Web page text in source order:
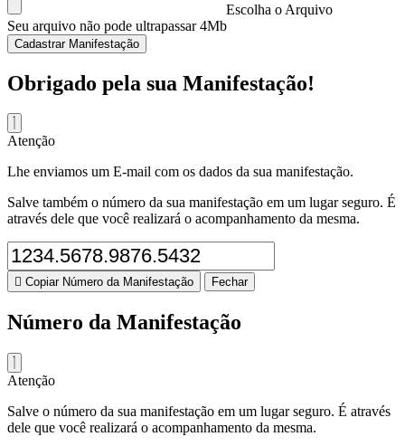
Escolha o Arquivo
Seu arquivo não pode ultrapassar 4Mb
Cadastrar Manifestação
Obrigado pela sua Manifestação!
Atenção
Lhe enviamos um E-mail com os dados da sua manifestação.
Salve também o número da sua manifestação em um lugar seguro. É
através dele que você realizará o acompanhamento da mesma.
Copiar Número da Manifestação Fechar
Número da Manifestação
Atenção
Salve o número da sua manifestação em um lugar seguro. É através
dele que você realizará o acompanhamento da mesma.